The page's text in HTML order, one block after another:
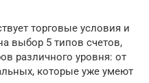
торговые условия и
выбор 5 типов счетов,
различного уровня: от
которые уже умеют